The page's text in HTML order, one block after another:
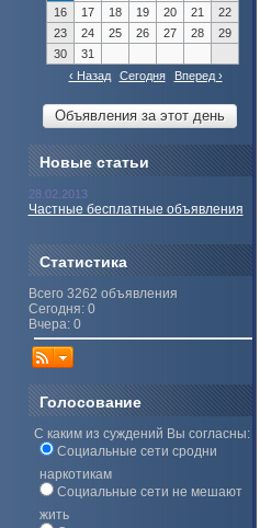
16
17 18 19 20 21
22
23
24 25 26 27 28
29
30
31
‹ Назад
Сегодня Вперед ›
Новые статьи
28.02.2013
Частные бесплатные объявления
Статистика
Всего 3262 объявления
Сегодня: 0
Вчера: 0
Голосование
С каким из суждений Вы согласны:
Социальные сети сродни
наркотикам
Социальные сети не мешают
жить